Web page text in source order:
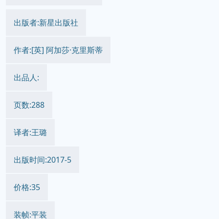
出版者:新星出版社
作者:[英] 阿加莎·克里斯蒂
出品人:
页数:288
译者:王璐
出版时间:2017-5
价格:35
装帧:平装